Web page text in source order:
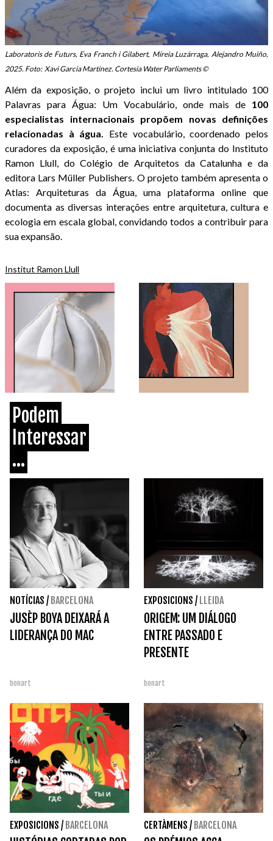
Laboratoris de Futurs, Eva Franch i Gilabert, Mireia Luzárraga, Alejandro Muiño,
2025. Foto: Xavi Garcia Martinez. Cortesia Water Parliaments ©
Além da exposição, o projeto inclui um livro intitulado 100
Palavras para Água: Um Vocabulário, onde mais de 100
especialistas internacionais propõem novas definições
relacionadas à água.
Este vocabulário, coordenado pelos
curadores da exposição, é uma iniciativa conjunta do Instituto
Ramon Llull, do Colégio de Arquitetos da Catalunha e da
editora Lars Müller Publishers. O projeto também apresenta o
Atlas: Arquiteturas da Água, uma plataforma online que
documenta as diversas interações entre arquitetura, cultura e
ecologia em escala global, convidando todos a contribuir para
sua expansão.
Institut Ramon Llull
Podem
Interessar
...
NOTÍCIAS / BARCELONA
JUSÈP BOYA DEIXARÁ A
LIDERANÇA DO MAC
bonart
EXPOSICIONS / LLEIDA
ORIGEM: UM DIÁLOGO
ENTRE PASSADO E
PRESENTE
bonart
EXPOSICIONS / BARCELONA CERTÀMENS / BARCELONA